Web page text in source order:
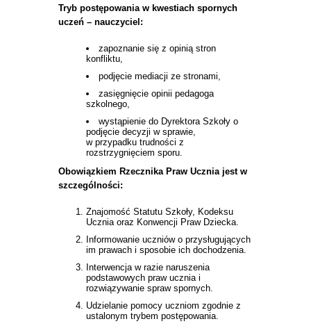
Tryb postępowania w kwestiach spornych
uczeń – nauczyciel:
zapoznanie się z opinią stron
konfliktu,
podjęcie mediacji ze stronami,
zasięgnięcie opinii pedagoga
szkolnego,
wystąpienie do Dyrektora Szkoły o
podjęcie decyzji w sprawie,
w przypadku trudności z
rozstrzygnięciem sporu.
Obowiązkiem Rzecznika Praw Ucznia jest w
szczególności:
Znajomość Statutu Szkoły, Kodeksu
Ucznia oraz Konwencji Praw Dziecka.
Informowanie uczniów o przysługujących
im prawach i sposobie ich dochodzenia.
Interwencja w razie naruszenia
podstawowych praw ucznia i
rozwiązywanie spraw spornych.
Udzielanie pomocy uczniom zgodnie z
ustalonym trybem postępowania.